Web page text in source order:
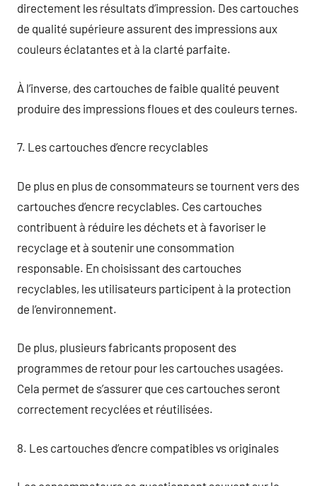
directement les résultats d’impression. Des cartouches
de qualité supérieure assurent des impressions aux
couleurs éclatantes et à la clarté parfaite.
À l’inverse, des cartouches de faible qualité peuvent
produire des impressions floues et des couleurs ternes.
7. Les cartouches d’encre recyclables
De plus en plus de consommateurs se tournent vers des
cartouches d’encre recyclables. Ces cartouches
contribuent à réduire les déchets et à favoriser le
recyclage et à soutenir une consommation
responsable. En choisissant des cartouches
recyclables, les utilisateurs participent à la protection
de l’environnement.
De plus, plusieurs fabricants proposent des
programmes de retour pour les cartouches usagées.
Cela permet de s’assurer que ces cartouches seront
correctement recyclées et réutilisées.
8. Les cartouches d’encre compatibles vs originales